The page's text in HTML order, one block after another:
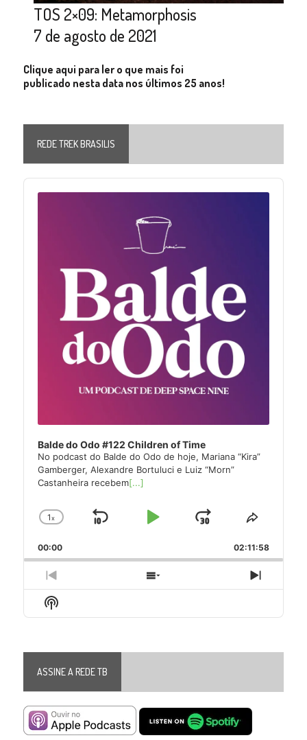
TOS 2×09: Metamorphosis
7 de agosto de 2021
Clique aqui para ler o que mais foi
publicado nesta data nos últimos 25 anos!
REDE TREK BRASILIS
Audio
Player
Balde do Odo #122 Children of Time
No podcast do Balde do Odo de hoje, Mariana “Kira”
Gamberger, Alexandre Bortuluci e Luiz “Morn”
Castanheira recebem[...]
Change
Rate
1x
Skip
Play
Jump
Forward
Share
Episode
00:00 02:11:58
Previous
Episode
Show
Episodes
Next
Episode
Show
Podcast
ASSINE A REDE TB